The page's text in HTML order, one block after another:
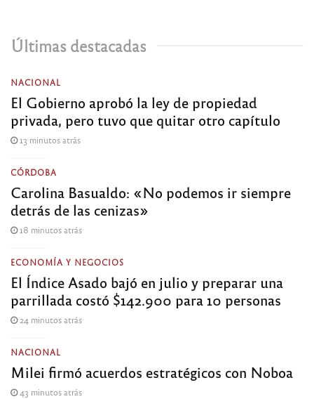
Últimas destacadas
NACIONAL
El Gobierno aprobó la ley de propiedad
privada, pero tuvo que quitar otro capítulo
13 minutos atrás
CÓRDOBA
Carolina Basualdo: «No podemos ir siempre
detrás de las cenizas»
18 minutos atrás
ECONOMÍA Y NEGOCIOS
El Índice Asado bajó en julio y preparar una
parrillada costó $142.900 para 10 personas
24 minutos atrás
NACIONAL
Milei firmó acuerdos estratégicos con Noboa
43 minutos atrás